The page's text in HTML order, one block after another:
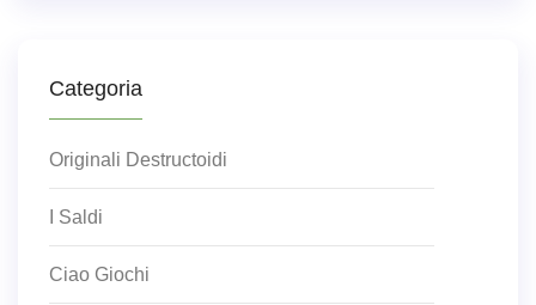
Categoria
Originali Destructoidi
I Saldi
Ciao Giochi